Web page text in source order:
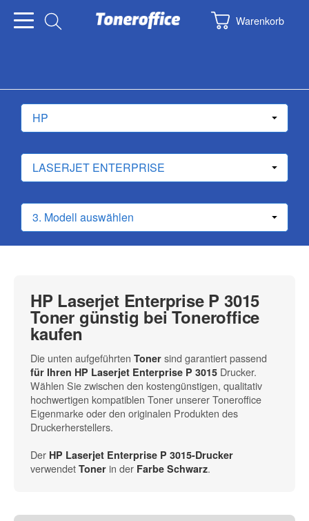
Warenkorb
HP Laserjet Enterprise P 3015
Toner günstig bei Toneroffice
kaufen
Die unten aufgeführten Toner sind garantiert passend
für Ihren HP Laserjet Enterprise P 3015 Drucker.
Wählen Sie zwischen den kostengünstigen, qualitativ
hochwertigen kompatiblen Toner unserer Toneroffice
Eigenmarke oder den originalen Produkten des
Druckerherstellers.
Der HP Laserjet Enterprise P 3015-Drucker
verwendet Toner in der Farbe Schwarz.